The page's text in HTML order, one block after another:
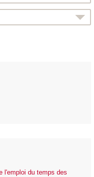
l'emploi du temps des